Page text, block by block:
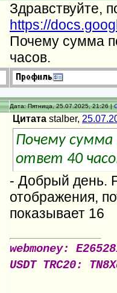
Здравствуйте,
https://
Почему сумма
часов.
Дата: Пятница, 25.07.2025, 21:26 |
Цитата stalber,
Почему сумма
ответ 40
- Добрый день.
отображения,
показывает 16
webmoney:
USDT TRC20: